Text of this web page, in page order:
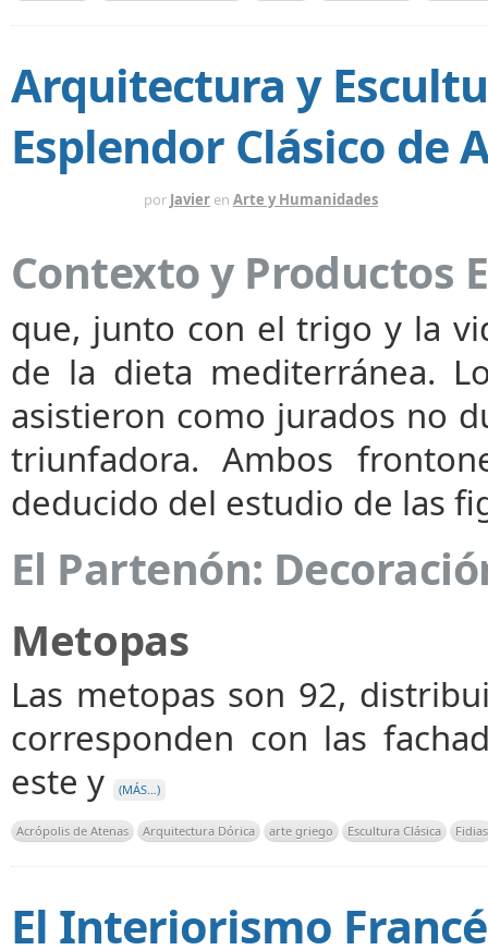
Arquitectura y
Esplendor Clásico de
por Javier en Arte y Humanidades
Contexto y Productos
que, junto con el trigo y la
de la dieta mediterránea.
asistieron como jurados no
triunfadora. Ambos
deducido del estudio de las
El Partenón:
Metopas
Las metopas son 92,
corresponden con las
este y
(MÁS…)
Acrópolis de Atenas Arquitectura Dórica arte griego Escultura Clásica Fidias
El Interiorismo